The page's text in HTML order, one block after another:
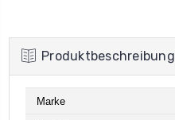
Produktbeschreibung
Marke